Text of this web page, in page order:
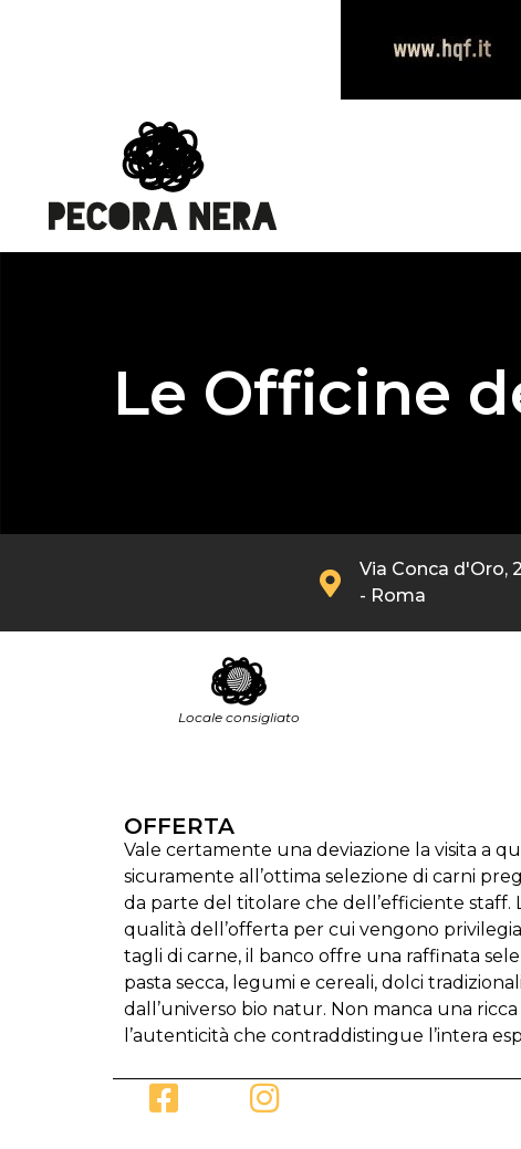
Le Officine
Via Conca d'Oro,
- Roma
Locale consigliato
OFFERTA
Vale certamente una deviazione la visita a
sicuramente all’ottima selezione di carni
da parte del titolare che dell’efficiente staff.
qualità dell’offerta per cui vengono
tagli di carne, il banco offre una raffinata
pasta secca, legumi e cereali, dolci
dall’universo bio natur. Non manca una
l’autenticità che contraddistingue l’intera